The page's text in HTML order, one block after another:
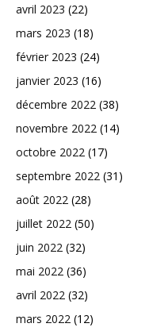
avril 2023 (22)
mars 2023 (18)
février 2023 (24)
janvier 2023 (16)
décembre 2022 (38)
novembre 2022 (14)
octobre 2022 (17)
septembre 2022 (31)
août 2022 (28)
juillet 2022 (50)
juin 2022 (32)
mai 2022 (36)
avril 2022 (32)
mars 2022 (12)